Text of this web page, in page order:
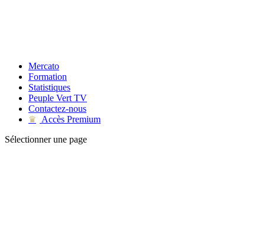
Mercato
Formation
Statistiques
Peuple Vert TV
Contactez-nous
♛
Accès Premium
Sélectionner une page